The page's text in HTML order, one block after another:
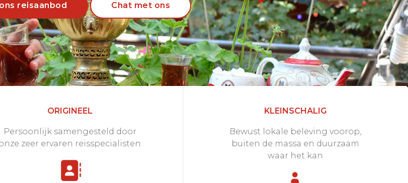
reisaanbod Chat met ons
ORIGINEEL
Persoonlijk samengesteld door
zeer ervaren reisspecialisten
KLEINSCHALIG
Bewust lokale beleving voorop,
buiten de massa en duurzaam
waar het kan